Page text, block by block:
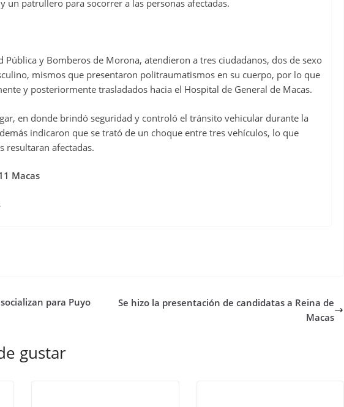
un patrullero para socorrer a las personas afectadas.
Pública y Bomberos de Morona, atendieron a tres ciudadanos, dos de sexo
mismos que presentaron politraumatismos en su cuerpo, por lo que
y posteriormente trasladados hacia el Hospital de General de Macas.
en donde brindó seguridad y controló el tránsito vehicular durante la
indicaron que se trató de un choque entre tres vehículos, lo que
resultaran afectadas.
Macas
para Puyo
Se hizo la presentación de candidatas a Reina de
Macas
gustar